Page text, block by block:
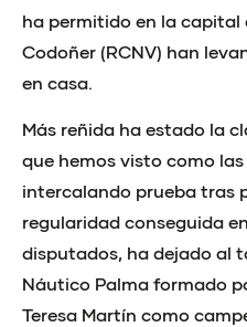
ha permitido en la capital
Codoñer (RCNV) han
en casa.
Más reñida ha estado la
que hemos visto como
intercalando prueba tras
regularidad conseguida
disputados, ha dejado al
Náutico Palma formado
Teresa Martín como